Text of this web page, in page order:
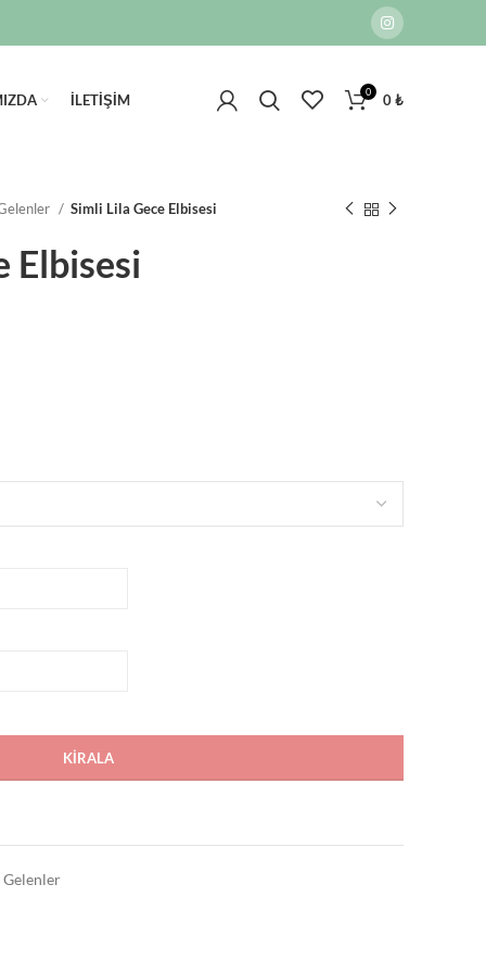
İLETIŞIM 0 0₺
Simli Lila Gece Elbisesi
Elbisesi
KIRALA
Gelenler